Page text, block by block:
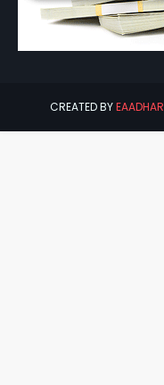
CREATED BYEAADHAR